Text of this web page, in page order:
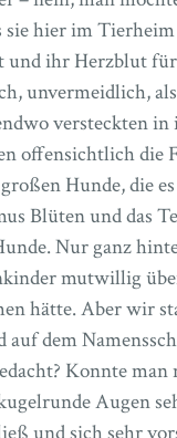
sie hier im
und ihr Herzblut
unvermeidlich,
versteckten
offensichtlich die
Hunde, die
Blüten und das
Nur ganz
mutwillig
hätte. Aber wir
auf dem
Konnte
Augen